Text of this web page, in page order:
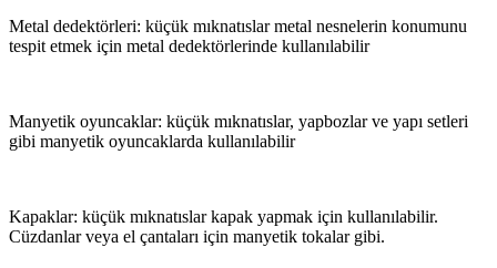
Metal dedektörleri: küçük mıknatıslar metal nesnelerin konumunu
tespit etmek için metal dedektörlerinde kullanılabilir
Manyetik oyuncaklar: küçük mıknatıslar, yapbozlar ve yapı setleri
gibi manyetik oyuncaklarda kullanılabilir
Kapaklar: küçük mıknatıslar kapak yapmak için kullanılabilir.
Cüzdanlar veya el çantaları için manyetik tokalar gibi.